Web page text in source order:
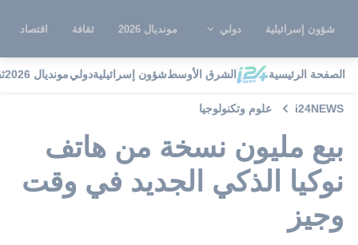
شؤون إسرائيلية دولي مونديال 2026 ثقافة اقتصاد
الصفحة الرئيسية الشرق الأوسطشؤون إسرائيليةدوليمونديال 2026
i24NEWS علوم وتكنولوجيا
بيع مليون نسخة من هاتف
نوكيا الذكي الجديد في وقت
وجيز